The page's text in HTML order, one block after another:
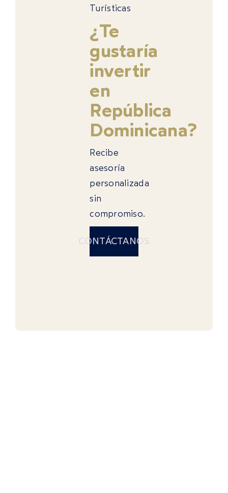
Turísticas
¿Te
gustaría
invertir
en
República
Dominicana?
Recibe
asesoría
personalizada
sin
compromiso.
CONTÁCTANOS